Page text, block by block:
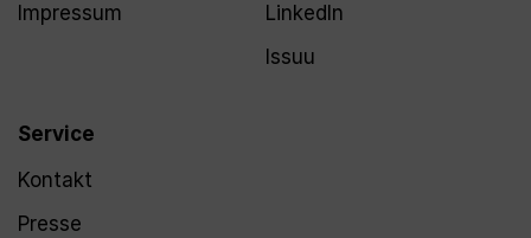
Impressum
Service
Kontakt
Presse
LinkedIn
Issuu